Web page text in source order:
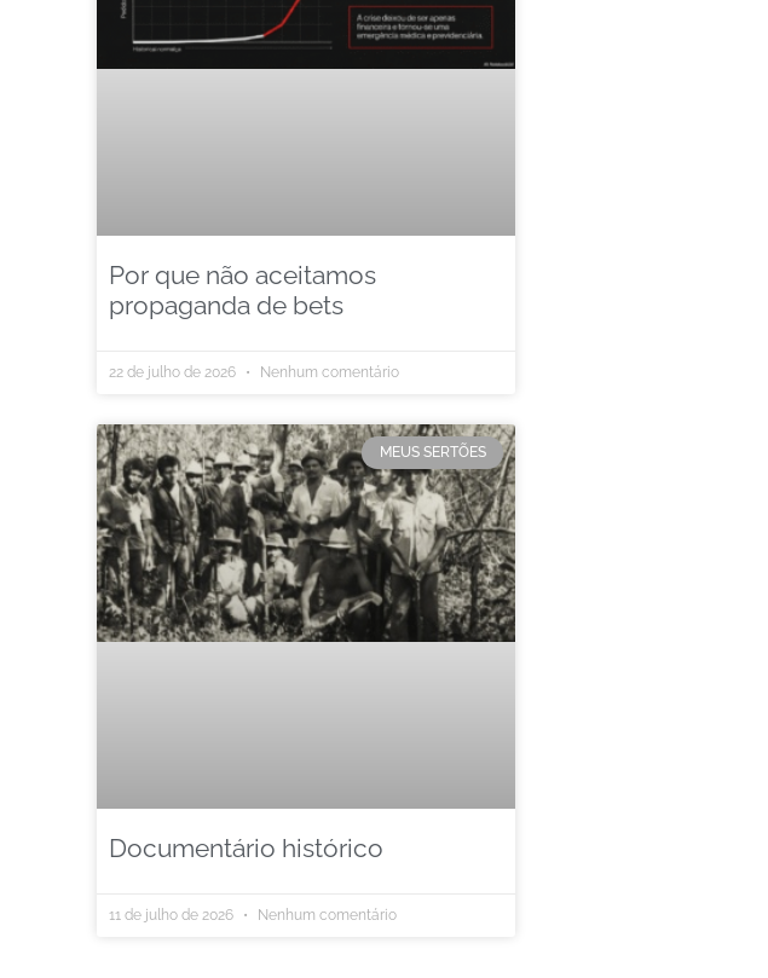
Por que não aceitamos
propaganda de bets
22 de julho de 2026 Nenhum comentário
MEUS SERTÕES
Documentário histórico
11 de julho de 2026 Nenhum comentário